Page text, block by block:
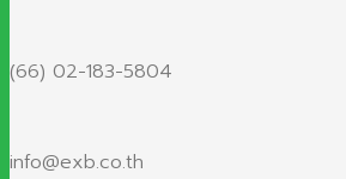
(66) 02-183-5804
info@exb.co.th